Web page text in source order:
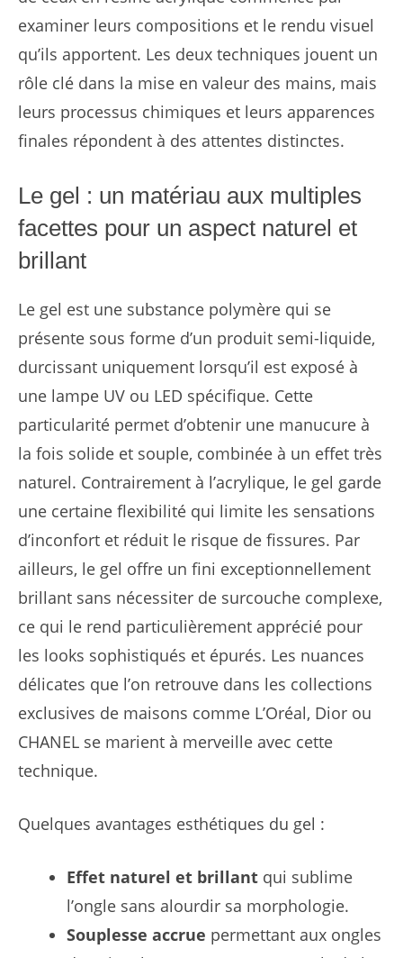
examiner leurs compositions et le rendu visuel
qu’ils apportent. Les deux techniques jouent un
rôle clé dans la mise en valeur des mains, mais
leurs processus chimiques et leurs apparences
finales répondent à des attentes distinctes.
Le gel : un matériau aux multiples
facettes pour un aspect naturel et
brillant
Le gel est une substance polymère qui se
présente sous forme d’un produit semi-liquide,
durcissant uniquement lorsqu’il est exposé à
une lampe UV ou LED spécifique. Cette
particularité permet d’obtenir une manucure à
la fois solide et souple, combinée à un effet très
naturel. Contrairement à l’acrylique, le gel garde
une certaine flexibilité qui limite les sensations
d’inconfort et réduit le risque de fissures. Par
ailleurs, le gel offre un fini exceptionnellement
brillant sans nécessiter de surcouche complexe,
ce qui le rend particulièrement apprécié pour
les looks sophistiqués et épurés. Les nuances
délicates que l’on retrouve dans les collections
exclusives de maisons comme L’Oréal, Dior ou
CHANEL se marient à merveille avec cette
technique.
Quelques avantages esthétiques du gel :
Effet naturel et brillant qui sublime
l’ongle sans alourdir sa morphologie.
Souplesse accrue permettant aux ongles